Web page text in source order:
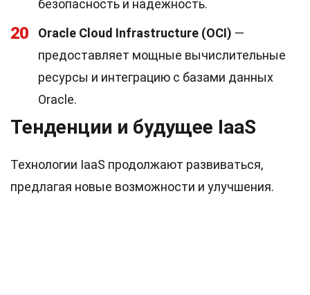
безопасность и надежность.
20 Oracle Cloud Infrastructure (OCI) —
предоставляет мощные вычислительные
ресурсы и интеграцию с базами данных
Oracle.
Тенденции и будущее IaaS
Технологии IaaS продолжают развиваться,
предлагая новые возможности и улучшения.